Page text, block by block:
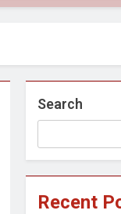
Search
Recent